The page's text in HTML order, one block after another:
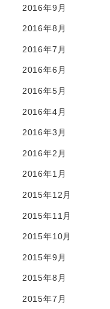
2016年9月
2016年8月
2016年7月
2016年6月
2016年5月
2016年4月
2016年3月
2016年2月
2016年1月
2015年12月
2015年11月
2015年10月
2015年9月
2015年8月
2015年7月